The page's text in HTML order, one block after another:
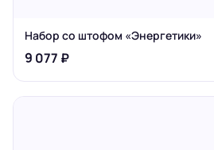
Набор со штофом «Энергетики»
9 077 ₽